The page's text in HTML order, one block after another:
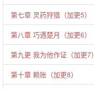
第七章 灵药狩猎（加更5）
第八章 巧遇楚月（加更6）
第九更 我为他作证（加更7）
第十章 赖账（加更8）